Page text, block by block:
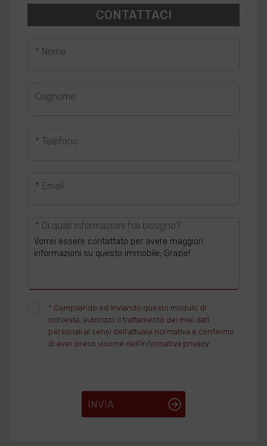
CONTATTACI
* Nome
Cognome
* Telefono
* Email
* Di quali informazioni hai bisogno?
* Compilando ed inviando questo modulo di
richiesta, autorizzo il trattamento dei miei dati
personali ai sensi dell'attuale normativa e confermo
di aver preso visione dell'informativa privacy.
INVIA